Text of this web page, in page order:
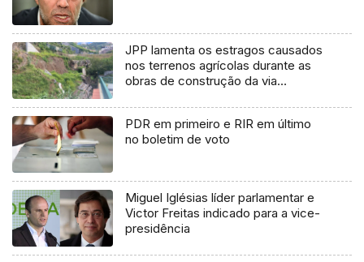
JPP lamenta os estragos causados
nos terrenos agrícolas durante as
obras de construção da via
PDR em primeiro e RIR em último
no boletim de voto
Miguel Iglésias líder parlamentar e
Victor Freitas indicado para a vice-
presidência